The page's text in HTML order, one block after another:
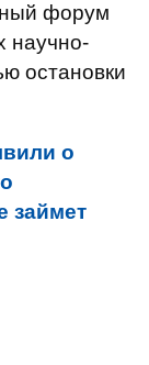
форум
научно-
остановки
о
займет